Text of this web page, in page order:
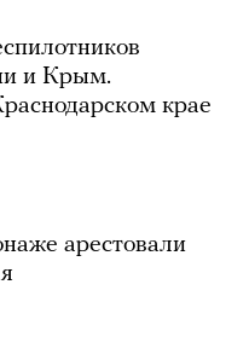
и Крым.
крае
арестовали